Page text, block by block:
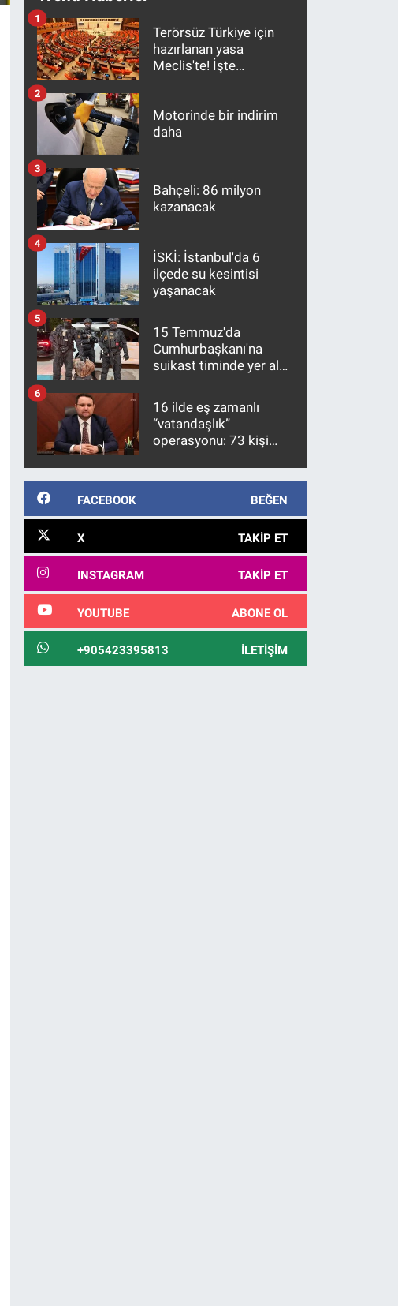
Terörsüz Türkiye için
hazırlanan yasa
Meclis'te! İşte
1
Motorinde bir indirim
daha
2
Bahçeli: 86 milyon
kazanacak
3
İSKİ: İstanbul'da 6
ilçede su kesintisi
yaşanacak
4
15 Temmuz'da
Cumhurbaşkanı'na
suikast timinde yer alan
10 yıl sonra yakalandı
5
16 ilde eş zamanlı
“vatandaşlık”
operasyonu: 73 kişi
6
FACEBOOK BEĞEN
X TAKIP ET
INSTAGRAM TAKIP ET
YOUTUBE ABONE OL
+905423395813 İLETIŞIM